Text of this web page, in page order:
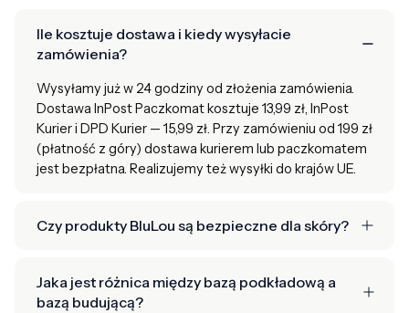
Ile kosztuje dostawa i kiedy wysyłacie
zamówienia?
Wysyłamy już w 24 godziny od złożenia zamówienia.
Dostawa InPost Paczkomat kosztuje 13,99 zł, InPost
Kurier i DPD Kurier — 15,99 zł. Przy zamówieniu od 199 zł
(płatność z góry) dostawa kurierem lub paczkomatem
jest bezpłatna. Realizujemy też wysyłki do krajów UE.
Czy produkty BluLou są bezpieczne dla skóry?
Jaka jest różnica między bazą podkładową a
bazą budującą?